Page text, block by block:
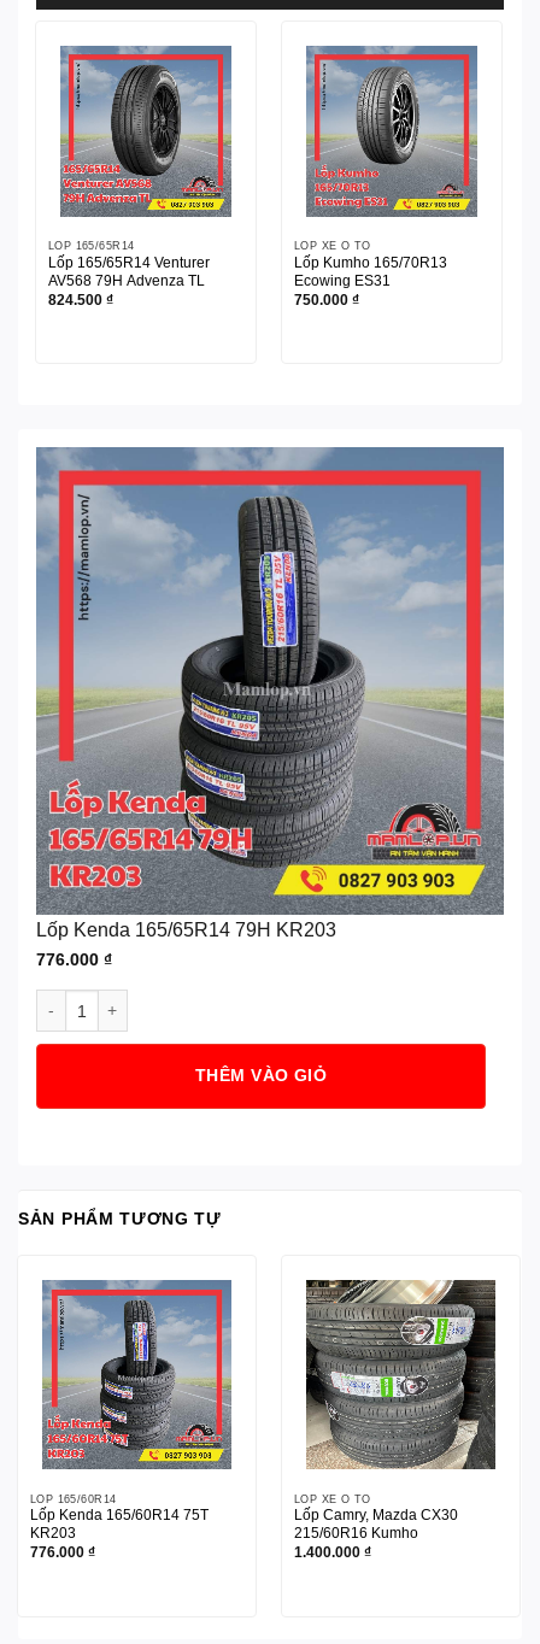
LỐP 165/65R14
Lốp 165/65R14 Venturer
AV568 79H Advenza TL
824.500 ₫
LỐP XE Ô TÔ
Lốp Kumho 165/70R13
Ecowing ES31
750.000 ₫
Lốp Kenda 165/65R14 79H KR203
776.000 ₫
THÊM VÀO GIỎ
SẢN PHẨM TƯƠNG TỰ
LỐP 165/60R14
Lốp Kenda 165/60R14 75T
KR203
776.000 ₫
LỐP XE Ô TÔ
Lốp Camry, Mazda CX30
215/60R16 Kumho
1.400.000 ₫